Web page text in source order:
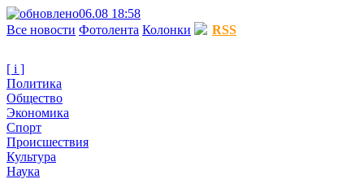
06.08 18:58
Все новости Фотолента Колонки RSS
[ i ]
Политика
Общество
Экономика
Спорт
Происшествия
Культура
Наука